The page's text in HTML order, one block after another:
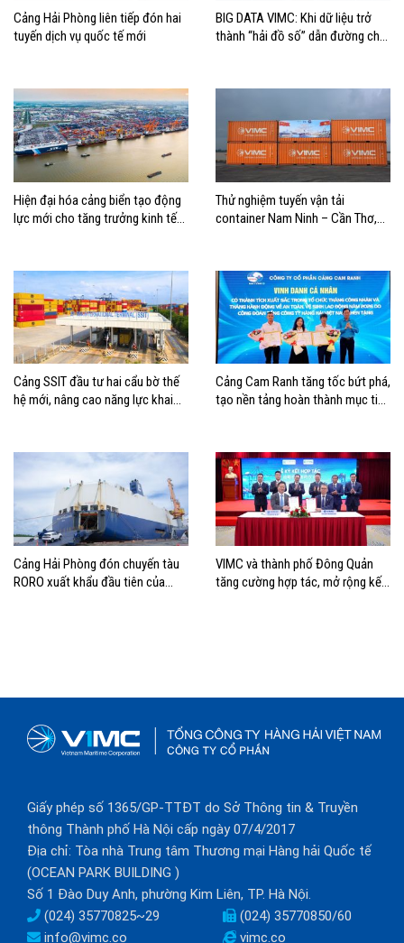
Cảng Hải Phòng liên tiếp đón hai
tuyến dịch vụ quốc tế mới
BIG DATA VIMC: Khi dữ liệu trở
thành “hải đồ số” dẫn đường cho
Hiện đại hóa cảng biển tạo động
lực mới cho tăng trưởng kinh tế
Thử nghiệm tuyến vận tải
container Nam Ninh – Cần Thơ,
Cảng SSIT đầu tư hai cẩu bờ thế
hệ mới, nâng cao năng lực khai
Cảng Cam Ranh tăng tốc bứt phá,
tạo nền tảng hoàn thành mục tiêu
Cảng Hải Phòng đón chuyến tàu
RORO xuất khẩu đầu tiên của
VIMC và thành phố Đông Quản
tăng cường hợp tác, mở rộng kết
Giấy phép số 1365/GP-TTĐT do Sở Thông tin & Truyền
thông Thành phố Hà Nội cấp ngày 07/4/2017
Địa chỉ: Tòa nhà Trung tâm Thương mại Hàng hải Quốc tế
(OCEAN PARK BUILDING )
Số 1 Đào Duy Anh, phường Kim Liên, TP. Hà Nội.
(024) 35770825~29
(024) 35770850/60
info@vimc.co
vimc.co